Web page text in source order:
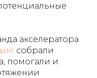
акселератора
: собрали
помогали и